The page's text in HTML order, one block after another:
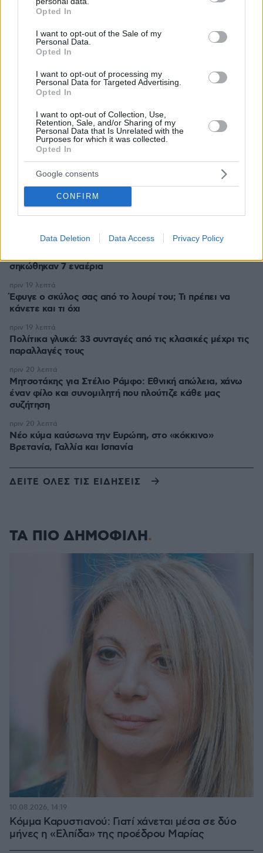
grant or deny consent to Google and its third-party tags to
use your data for below specified purposes in below Google
consent section.
Opted In
I want to opt-out of the Sale of my
Personal Data.
Opted In
I want to opt-out of processing my
Personal Data for Targeted Advertising.
Opted In
I want to opt-out of Collection, Use,
Retention, Sale, and/or Sharing of my
Personal Data that Is Unrelated with the
Purposes for which it was collected.
Opted In
Google consents
CONFIRM
Data Deletion Data Access Privacy Policy
Σάλος στις ΗΠΑ για τα data centers, απρόσμενη
εγκαταστάσεις
προβλήματος στη φωνή του: Πάλεψα σαν τρελός για να
μπορέσω να τραγουδήσω
πριν 10 λεπτά
Όταν ο Στέλιος Ράμφος μιλούσε στον Δανίκα για την
Ελλάδα, τη Μεγάλη Ιδέα, τα όνειρα και τις
«διαστροφές» του μυαλού
Ισχυρό μελτέμι σε Αττική και Εύβοια: Ριπές άνω των 110
χλμ/ώρα σε Πεντέλη και Κάρυστο
Καρδιοπαθείς και καλοκαίρι: 8 κινήσεις για ασφαλείς
σηκώθηκαν 7 εναέρια
πριν 18 λεπτά
Έφυγε ο σκύλος σας από το λουρί του; Τι πρέπει να
κάνετε και τι όχι
πριν 19 λεπτά
Πολίτικα γλυκά: 33 συνταγές από τις κλασικές μέχρι τις
παραλλαγές τους
πριν 19 λεπτά
Μητσοτάκης για Στέλιο Ράμφο: Εθνική απώλεια, χάνω
έναν φίλο και συνομιλητή που πλούτιζε κάθε μας
συζήτηση
πριν 20 λεπτά
Νέο κύμα καύσωνα την Ευρώπη, στο «κόκκινο»
Βρετανία, Γαλλία και Ισπανία
πριν 20 λεπτά
ΔΕΙΤΕ ΟΛΕΣ ΤΙΣ ΕΙΔΗΣΕΙΣ
ΤΑ ΠΙΟ ΔΗΜΟΦΙΛΗ
Κόμμα Καρυστιανού: Γιατί χάνεται μέσα σε δύο
μήνες η «Ελπίδα» της προέδρου Μαρίας
10.08.2026, 14:19